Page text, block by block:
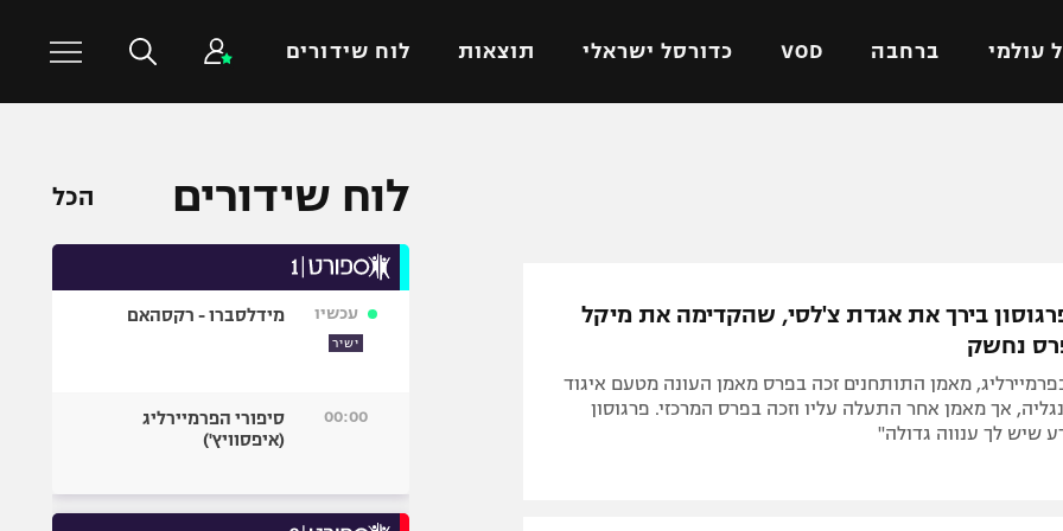
עולמי ברחבה VOD כדורסל ישראלי תוצאות לוח שידורים
ישראל
ליגה איטלקית
ליגה צרפתית
מכבי תל אביב
הפועל ירושלים
כדורסל עולמי
כדורעף
ספורט אולימפי
היאבקות WWE
בירך את אגדת צ'לסי, שהקדימה את מיקל
נחשק
מאמן התותחנים זכה בפרס מאמן העונה מטעם איגוד
אך מאמן אחר התעלה עליו וזכה בפרס המרכזי. פרגוסון
שיש לך ענווה גדולה"
לוח שידורים הכל
עכשיו
ישיר
מידלסברו - רקסהאם
00:00
סיפורי הפרמיירליג
(איפסוויץ')